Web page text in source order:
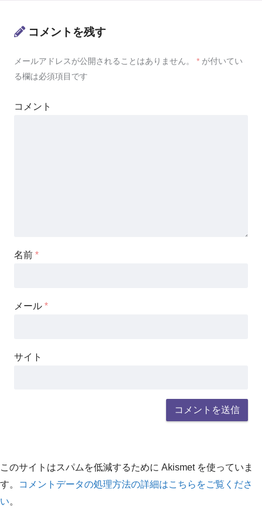
コメントを残す
メールアドレスが公開されることはありません。 * が付いてい
る欄は必須項目です
コメント
名前 *
メール *
サイト
このサイトはスパムを低減するために Akismet を使っていま
す。
コメントデータの処理方法の詳細はこちらをご覧くださ
い。